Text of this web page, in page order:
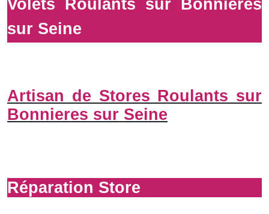
Volets Roulants sur Bonnieres
sur Seine
Artisan de Stores Roulants sur
Bonnieres sur Seine
Réparation Store